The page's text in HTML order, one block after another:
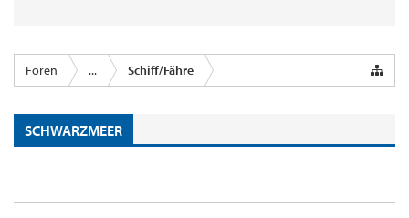
Foren ... Schiff/Fähre
SCHWARZMEER